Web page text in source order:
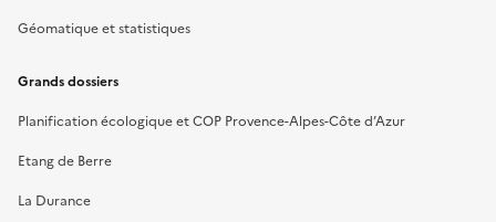
Géomatique et statistiques
Grands dossiers
Planification écologique et COP Provence-Alpes-Côte d’Azur
Etang de Berre
La Durance